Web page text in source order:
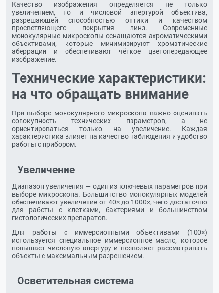
Качество изображения определяется не только
увеличением, но и числовой апертурой объектива,
разрешающей способностью оптики и качеством
просветляющего покрытия линз. Современные
монокулярные микроскопы оснащаются ахроматическими
объективами, которые минимизируют хроматические
аберрации и обеспечивают чёткое цветопередающее
изображение.
Технические характеристики:
на что обращать внимание
При выборе монокулярного микроскопа важно оценивать
совокупность технических параметров, а не
ориентироваться только на увеличение. Каждая
характеристика влияет на качество наблюдения и удобство
работы с прибором.
Увеличение
Диапазон увеличения — один из ключевых параметров при
выборе микроскопа. Большинство монокулярных моделей
обеспечивают увеличение от 40× до 1000×, чего достаточно
для работы с клетками, бактериями и большинством
гистологических препаратов.
Для работы с иммерсионными объективами (100×)
используется специальное иммерсионное масло, которое
повышает числовую апертуру и позволяет рассматривать
объекты с максимальным разрешением.
Осветительная система